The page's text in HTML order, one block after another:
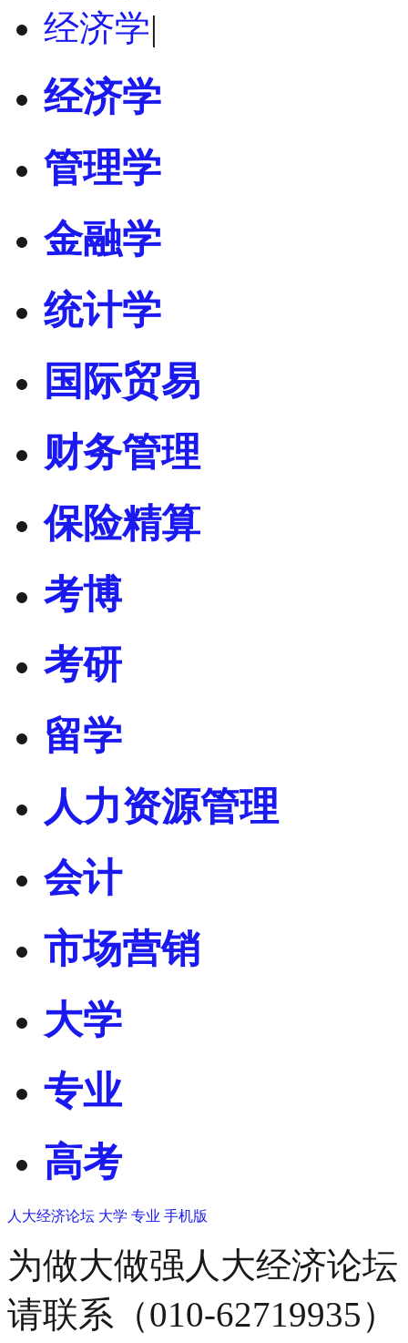
经济学|
经济学
管理学
金融学
统计学
国际贸易
财务管理
保险精算
考博
考研
留学
人力资源管理
会计
市场营销
大学
专业
高考
人大经济论坛 大学 专业 手机版
为做大做强人大经济论
请联系（010-62719935）